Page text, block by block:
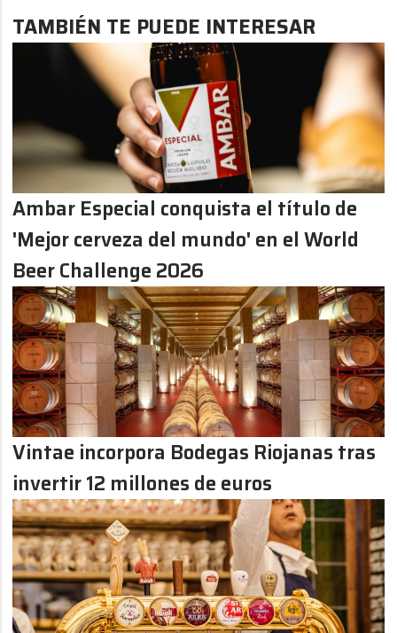
TAMBIÉN TE PUEDE INTERESAR
Ambar Especial conquista el título de
'Mejor cerveza del mundo' en el World
Beer Challenge 2026
Vintae incorpora Bodegas Riojanas tras
invertir 12 millones de euros